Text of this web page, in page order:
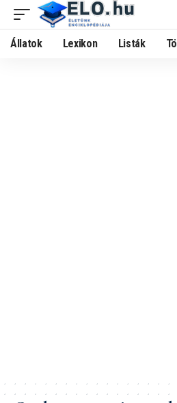
Állatok Lexikon Listák